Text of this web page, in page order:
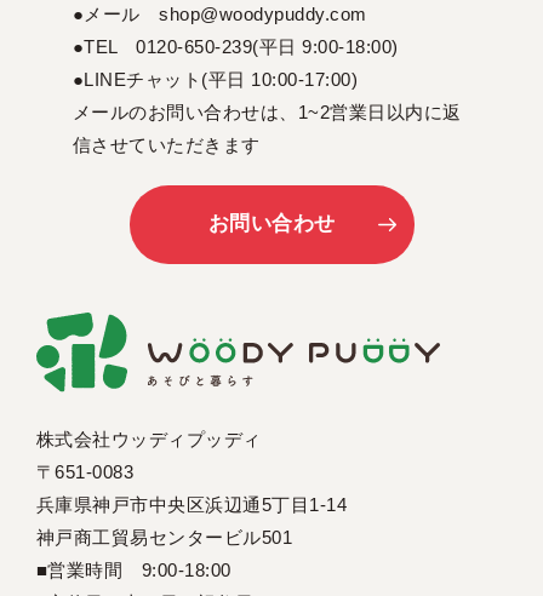
株式会社ウッディプッディ
〒651-0083
兵庫県神戸市中央区浜辺通5丁目1-14
神戸商工貿易センタービル501
■営業時間 9:00-18:00
●メール shop@woodypuddy.com
●TEL 0120-650-239(平日 9:00-18:00)
●LINEチャット(平日 10:00-17:00)
メールのお問い合わせは、1~2営業日以内に返
信させていただきます
お問い合わせ